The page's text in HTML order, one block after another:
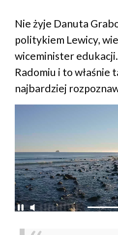
Nie żyje Danuta
politykiem Lewicy,
wiceminister
Radomiu i to właśnie
najbardziej